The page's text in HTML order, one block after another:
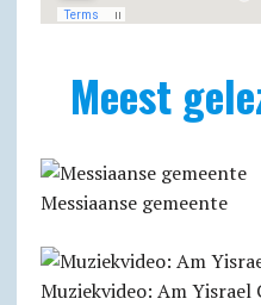
Meest
Messiaanse gemeente
Muziekvideo: Am